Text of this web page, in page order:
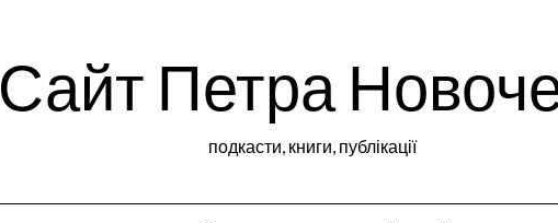
Сайт Петра
подкасти, книги, публікації